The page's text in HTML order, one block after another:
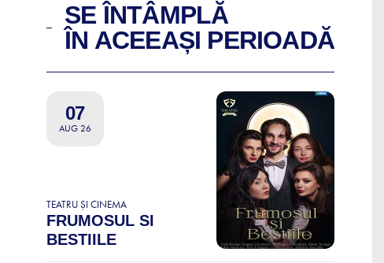
SE ÎNTÂMPLĂ
ÎN ACEEAȘI PERIOADĂ
07
AUG 26
TEATRU ȘI CINEMA
FRUMOSUL SI
BESTIILE